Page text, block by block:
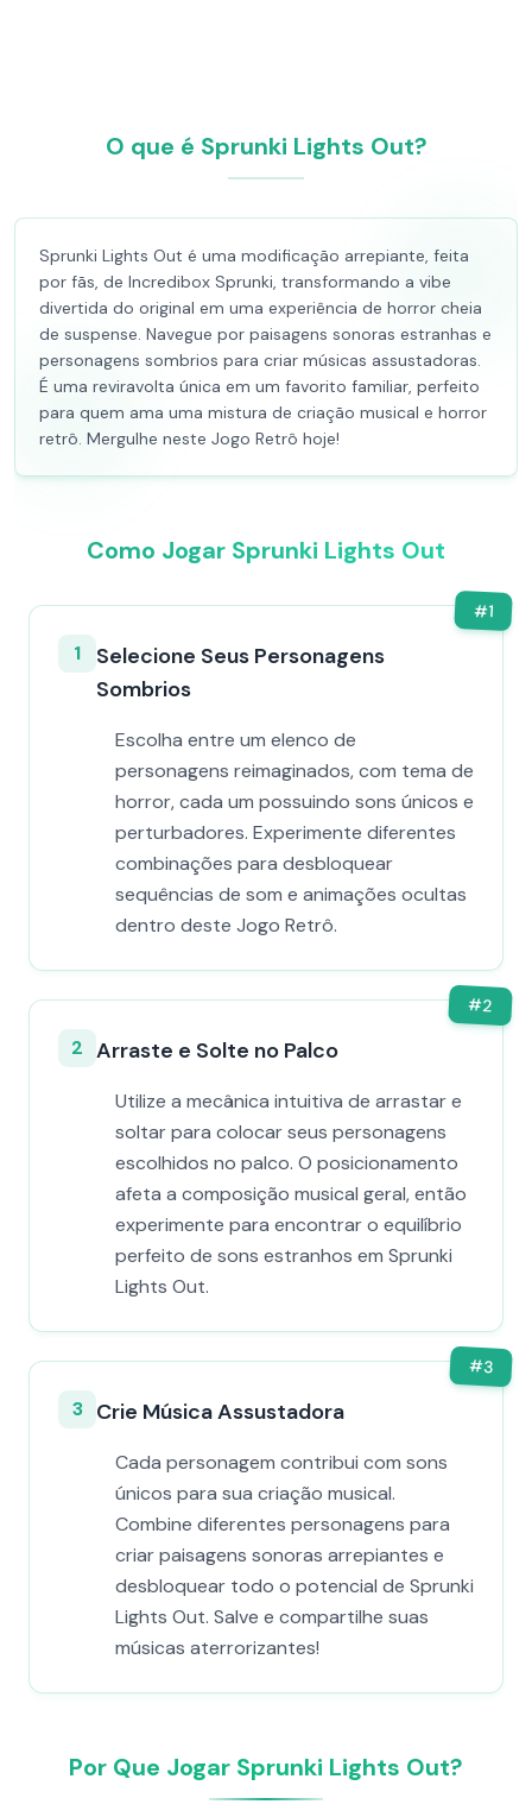
O que é Sprunki Lights Out?
Sprunki Lights Out é uma modificação arrepiante, feita
por fãs, de Incredibox Sprunki, transformando a vibe
divertida do original em uma experiência de horror cheia
de suspense. Navegue por paisagens sonoras estranhas e
personagens sombrios para criar músicas assustadoras.
É uma reviravolta única em um favorito familiar, perfeito
para quem ama uma mistura de criação musical e horror
retrô. Mergulhe neste Jogo Retrô hoje!
Como Jogar Sprunki Lights Out
#1
1
Selecione Seus Personagens
Sombrios
Escolha entre um elenco de
personagens reimaginados, com tema de
horror, cada um possuindo sons únicos e
perturbadores. Experimente diferentes
combinações para desbloquear
sequências de som e animações ocultas
dentro deste Jogo Retrô.
#2
2 Arraste e Solte no Palco
Utilize a mecânica intuitiva de arrastar e
soltar para colocar seus personagens
escolhidos no palco. O posicionamento
afeta a composição musical geral, então
experimente para encontrar o equilíbrio
perfeito de sons estranhos em Sprunki
Lights Out.
#3
3 Crie Música Assustadora
Cada personagem contribui com sons
únicos para sua criação musical.
Combine diferentes personagens para
criar paisagens sonoras arrepiantes e
desbloquear todo o potencial de Sprunki
Lights Out. Salve e compartilhe suas
músicas aterrorizantes!
Por Que Jogar Sprunki Lights Out?